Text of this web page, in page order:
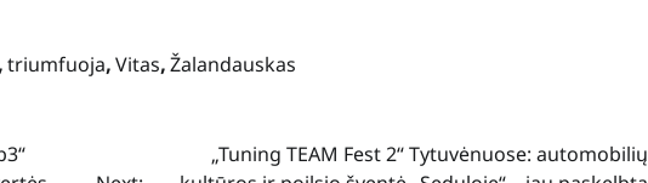
,triumfuoja,Vitas,Žalandauskas
„Tuning TEAM Fest 2“ Tytuvėnuose: automobilių